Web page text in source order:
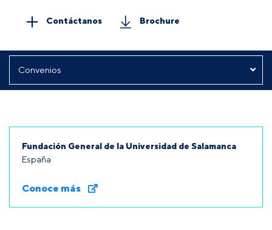
Contáctanos Brochure
Fundación General de la Universidad de Salamanca
España
Conoce más